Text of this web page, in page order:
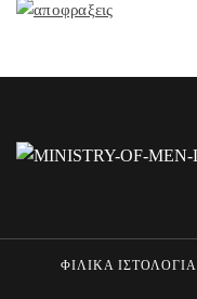
ΦΙΛΙΚΑ ΙΣΤΟΛΟΓΙΑ